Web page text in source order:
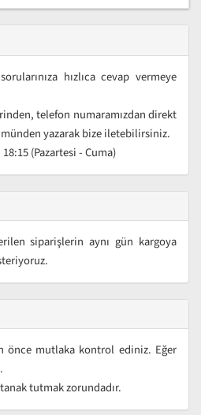
hızlıca cevap vermeye
telefon numaramızdan direkt
yazarak bize iletebilirsiniz.
18:15 (Pazartesi - Cuma)
siparişlerin aynı gün kargoya
önce mutlaka kontrol ediniz. Eğer
tutmak zorundadır.